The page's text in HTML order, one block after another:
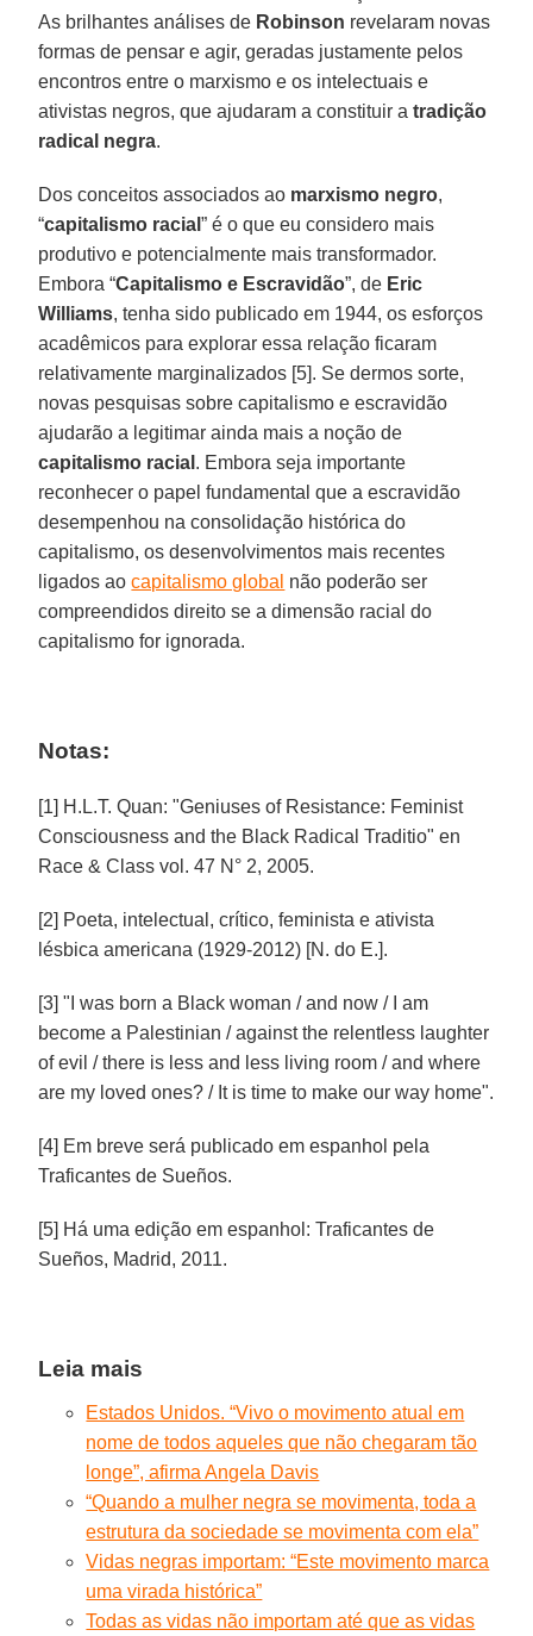
As brilhantes análises de Robinson revelaram novas
formas de pensar e agir, geradas justamente pelos
encontros entre o marxismo e os intelectuais e
ativistas negros, que ajudaram a constituir atradição
radical negra.
Dos conceitos associados ao marxismo negro,
“capitalismo racial” é o que eu considero mais
produtivo e potencialmente mais transformador.
Embora “Capitalismo e Escravidão”, de Eric
Williams, tenha sido publicado em 1944, os esforços
acadêmicos para explorar essa relação ficaram
relativamente marginalizados [5]. Se dermos sorte,
novas pesquisas sobre capitalismo e escravidão
ajudarão a legitimar ainda mais a noção de
capitalismo racial . Embora seja importante
reconhecer o papel fundamental que a escravidão
desempenhou na consolidação histórica do
capitalismo, os desenvolvimentos mais recentes
ligados aocapitalismo global não poderão ser
compreendidos direito se a dimensão racial do
capitalismo for ignorada.
Notas:
[1] H.L.T. Quan: "Geniuses of Resistance: Feminist
Consciousness and the Black Radical Traditio" en
Race & Class vol. 47 N° 2, 2005.
[2] Poeta, intelectual, crítico, feminista e ativista
lésbica americana (1929-2012) [N. do E.].
[3] "I was born a Black woman / and now / I am
become a Palestinian / against the relentless laughter
of evil / there is less and less living room / and where
are my loved ones? / It is time to make our way home".
[4] Em breve será publicado em espanhol pela
Traficantes de Sueños.
[5] Há uma edição em espanhol: Traficantes de
Sueños, Madrid, 2011.
Leia mais
Estados Unidos. “Vivo o movimento atual em
nome de todos aqueles que não chegaram tão
longe”, afirma Angela Davis
“Quando a mulher negra se movimenta, toda a
estrutura da sociedade se movimenta com ela”
Vidas negras importam: “Este movimento marca
uma virada histórica”
Todas as vidas não importam até que as vidas